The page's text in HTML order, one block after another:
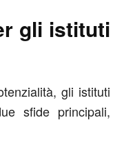
gli istituti
gli istituti
sfide principali,